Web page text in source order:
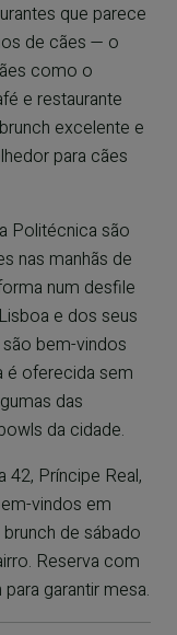
que parece
de cães — o
como o
e restaurante
excelente e
para cães
Politécnica são
nas manhãs de
num desfile
e dos seus
bem-vindos
é oferecida sem
das
da cidade.
42, Príncipe Real,
vindos em
brunch de sábado
Reserva com
garantir mesa.